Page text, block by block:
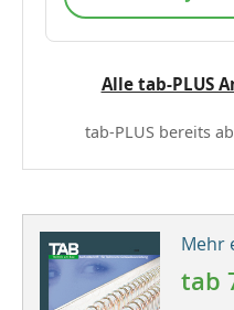
Alle tab-PLUS
tab-PLUS bereits
Mehr
tab